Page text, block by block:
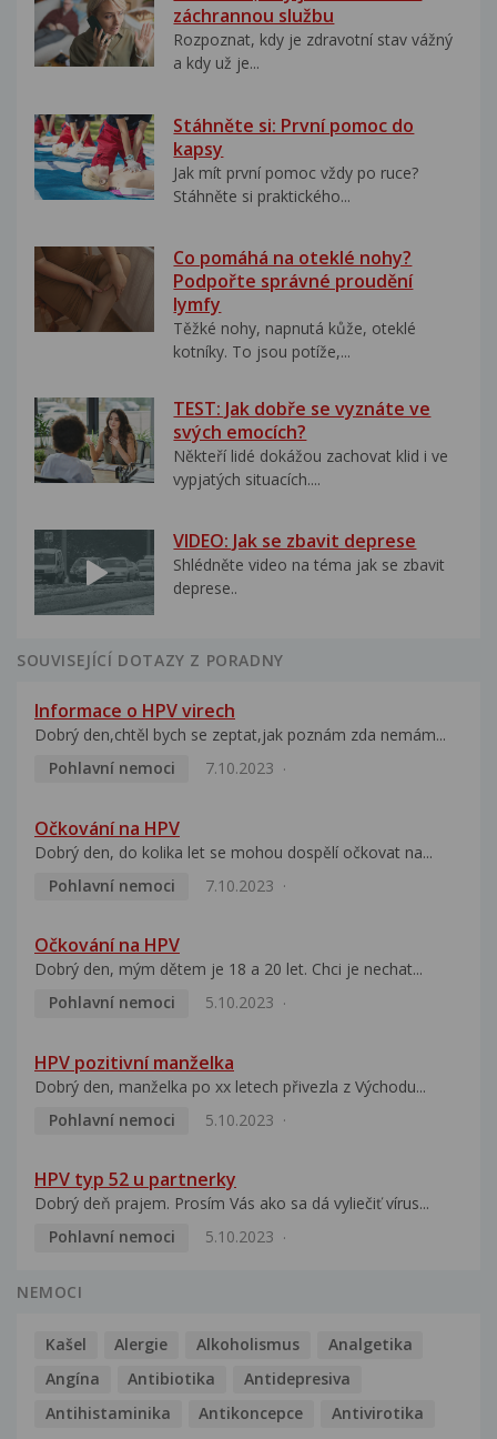
záchrannou službu
Rozpoznat, kdy je zdravotní stav vážný
a kdy už je...
Stáhněte si: První pomoc do
kapsy
Jak mít první pomoc vždy po ruce?
Stáhněte si praktického...
Co pomáhá na oteklé nohy?
Podpořte správné proudění
lymfy
Těžké nohy, napnutá kůže, oteklé
kotníky. To jsou potíže,...
TEST: Jak dobře se vyznáte ve
svých emocích?
Někteří lidé dokážou zachovat klid i ve
vypjatých situacích....
VIDEO: Jak se zbavit deprese
Shlédněte video na téma jak se zbavit
deprese..
SOUVISEJÍCÍ DOTAZY Z PORADNY
Informace o HPV virech
Dobrý den,chtěl bych se zeptat,jak poznám zda nemám...
Pohlavní nemoci
7.10.2023
Očkování na HPV
Dobrý den, do kolika let se mohou dospělí očkovat na...
Pohlavní nemoci
7.10.2023
Očkování na HPV
Dobrý den, mým dětem je 18 a 20 let. Chci je nechat...
Pohlavní nemoci
5.10.2023
HPV pozitivní manželka
Dobrý den, manželka po xx letech přivezla z Východu...
Pohlavní nemoci
5.10.2023
HPV typ 52 u partnerky
Dobrý deň prajem. Prosím Vás ako sa dá vyliečiť vírus...
Pohlavní nemoci
5.10.2023
NEMOCI
Kašel Alergie Alkoholismus
Analgetika
Angína
Antibiotika
Antidepresiva
Antihistaminika
Antikoncepce Antivirotika